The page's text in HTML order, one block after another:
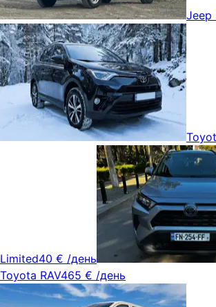
Jeep
Limited40 € /день
Toyota RAV465 € /день